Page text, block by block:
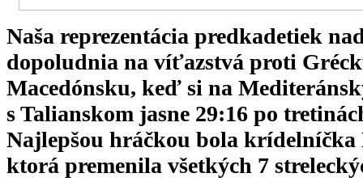
Naša reprezentácia predkadetiek
dopoludnia na víťazstvá proti
Macedónsku, keď si na
s Talianskom jasne 29:16 po
Najlepšou hráčkou bola
ktorá premenila všetkých 7